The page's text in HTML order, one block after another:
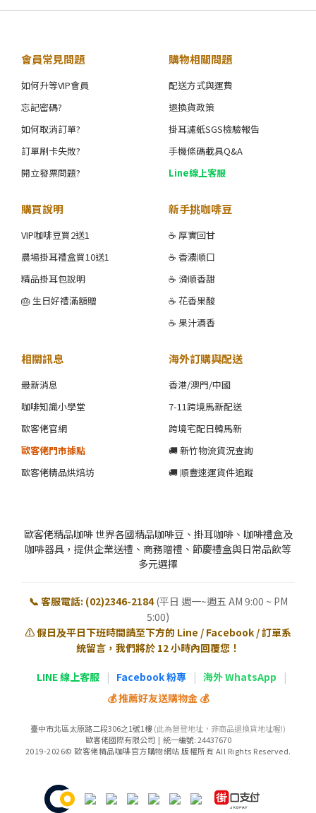
會員常見問題
如何升等VIP會員
忘記密碼?
如何取消訂單?
訂單刷卡失敗?
開立發票問題?
購物相關問題
配送方式與運費
退換貨政策
掛耳濾紙SGS檢驗報告
手機條碼載具Q&A
Line線上客服
購買說明
VIP咖啡豆買2送1
農場掛耳禮盒買10送1
精品掛耳包說明
🎂 生日好禮滿額贈
新手挑咖啡豆
☕ 厚實回甘
☕ 香濃順口
☕ 滑順香甜
☕ 花香果酸
☕ 果汁酒香
相關訊息
最新消息
咖啡知識小學堂
歐客佬官網
歐客佬門市據點
歐客佬精品烘焙坊
海外訂購與配送
香港/澳門/中國
7-11跨境馬新配送
跨境宅配日韓馬新
🚚 新竹物流貨況查詢
🚚 順豐速運貨件追蹤
歐客佬精品咖啡 世界各國精品咖啡豆、掛耳咖啡、咖啡禮盒及
咖啡器具，提供企業送禮、商務贈禮、節慶禮盒與日常品飲等
多元選擇
📞 客服電話: (02)2346-2184 (平日 週一~週五 AM 9:00 ~ PM
5:00)
⚠️ 假日及平日下班時間請至下方的 Line / Facebook / 訂單系
統留言，我們將於 12 小時內回覆您！
LINE 線上客服 | Facebook 粉專 | 海外 WhatsApp
|
💰 推薦好友送購物金 💰
臺中市北區太原路二段306之1號1樓(此為營登地址，非商品退換貨地址喔!)
歐客佬國際有限公司 | 統一編號: 24437670
2019-2026© 歐客佬精品咖啡官方購物網站 版權所有 All Rights Reserved.